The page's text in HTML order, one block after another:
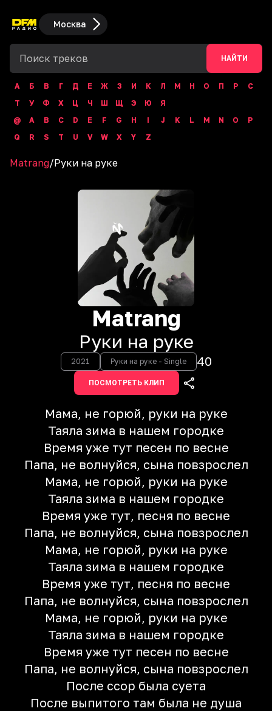
Москва
НАЙТИ
А Б В Г Д Е Ж З И К Л М Н О П Р
С
Т
У Ф Х Ц Ч Ш Щ Э Ю
Я
@
A B C D E F G H I J K L M N O
P
Q
R S T U V W X Y Z
Matrang/Руки на руке
Matrang
Руки на руке
2021 Руки на руке - Single 40
ПОСМОТРЕТЬ КЛИП
Мама, не горюй, руки на руке
Таяла зима в нашем городке
Время уже тут пeсен по весне
Папа, не волнуйся, сына повзрослел
Мама, не горюй, руки на руке
Таяла зима в нашем городке
Время уже тут, пeсня по весне
Папа, не волнуйся, сына повзрослел
Мама, не горюй, руки на руке
Таяла зима в нашем городке
Время уже тут, пeсня по весне
Папа, не волнуйся, сына повзрослел
Мама, не горюй, руки на руке
Таяла зима в нашем городке
Время уже тут пeсен по весне
Папа, не волнуйся, сына повзрослел
После ссор была суета
После выпитого там была не душа